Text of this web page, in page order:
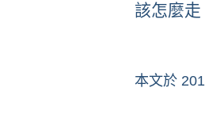
該怎麼
本文於